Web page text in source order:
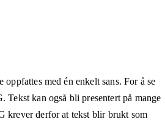
med én enkelt sans. For å se
kan også bli presentert på mange
krever derfor at tekst blir brukt som